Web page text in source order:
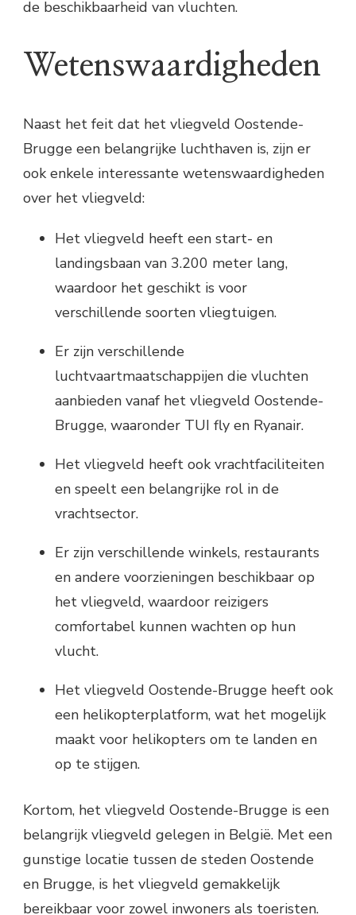
de beschikbaarheid van vluchten.
Wetenswaardigheden
Naast het feit dat het vliegveld Oostende-
Brugge een belangrijke luchthaven is, zijn er
ook enkele interessante wetenswaardigheden
over het vliegveld:
Het vliegveld heeft een start- en
landingsbaan van 3.200 meter lang,
waardoor het geschikt is voor
verschillende soorten vliegtuigen.
Er zijn verschillende
luchtvaartmaatschappijen die vluchten
aanbieden vanaf het vliegveld Oostende-
Brugge, waaronder TUI fly en Ryanair.
Het vliegveld heeft ook vrachtfaciliteiten
en speelt een belangrijke rol in de
vrachtsector.
Er zijn verschillende winkels, restaurants
en andere voorzieningen beschikbaar op
het vliegveld, waardoor reizigers
comfortabel kunnen wachten op hun
vlucht.
Het vliegveld Oostende-Brugge heeft ook
een helikopterplatform, wat het mogelijk
maakt voor helikopters om te landen en
op te stijgen.
Kortom, het vliegveld Oostende-Brugge is een
belangrijk vliegveld gelegen in België. Met een
gunstige locatie tussen de steden Oostende
en Brugge, is het vliegveld gemakkelijk
bereikbaar voor zowel inwoners als toeristen.